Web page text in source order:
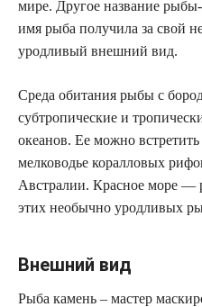
мире. Другое название
имя рыба получила за свой
уродливый внешний вид.
Среда обитания рыбы с
субтропические и
океанов. Ее можно
мелководье коралловых
Австралии. Красное море —
этих необычно уродливых
Внешний вид
Рыба камень – мастер